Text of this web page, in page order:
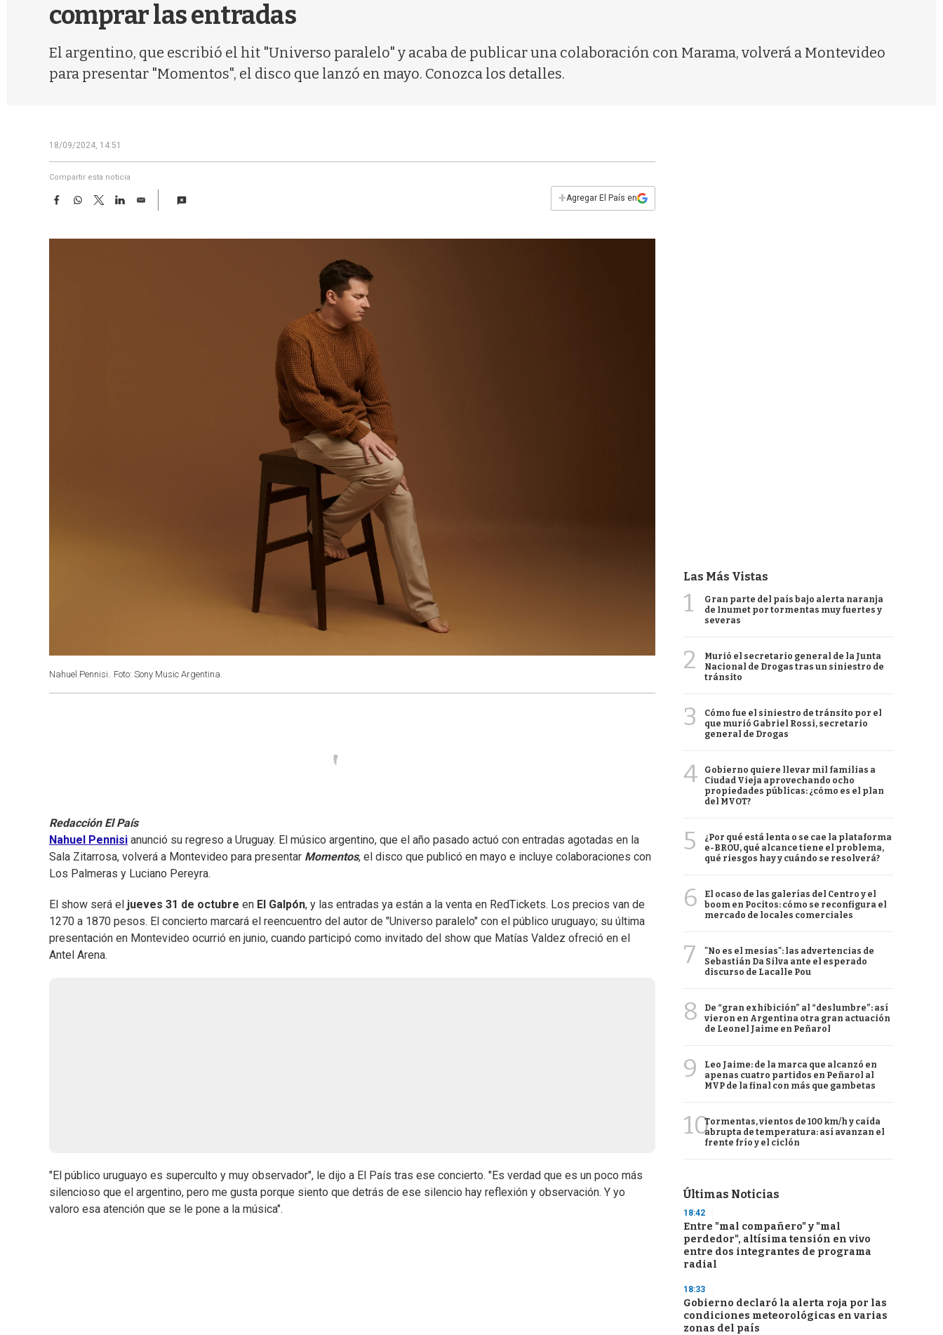
comprar las entradas
El argentino, que escribió el hit "Universo paralelo" y acaba de publicar una colaboración con Marama, volverá a Montevideo
para presentar "Momentos", el disco que lanzó en mayo. Conozca los detalles.
18/09/2024, 14:51
Compartir esta noticia
F
e
W
t
T
w
t
L
k
E
i
+Agregar El País en
Nahuel Pennisi. Foto: Sony Music Argentina.
Redacción El País
Nahuel Pennisi anunció su regreso a Uruguay. El músico argentino, que el año pasado actuó con entradas agotadas en la
Sala Zitarrosa, volverá a Montevideo para presentar Momentos, el disco que publicó en mayo e incluye colaboraciones con
Los Palmeras y Luciano Pereyra.
El show será el jueves 31 de octubre en El Galpón, y las entradas ya están a la venta en RedTickets. Los precios van de
1270 a 1870 pesos. El concierto marcará el reencuentro del autor de "Universo paralelo" con el público uruguayo; su última
presentación en Montevideo ocurrió en junio, cuando participó como invitado del show que Matías Valdez ofreció en el
Antel Arena.
"El público uruguayo es superculto y muy observador", le dijo a El País tras ese concierto. "Es verdad que es un poco más
silencioso que el argentino, pero me gusta porque siento que detrás de ese silencio hay reflexión y observación. Y yo
valoro esa atención que se le pone a la música".
Las Más Vistas
1
Gran parte del país bajo alerta naranja
de Inumet por tormentas muy fuertes y
severas
2
Murió el secretario general de la Junta
Nacional de Drogas tras un siniestro de
tránsito
3
Cómo fue el siniestro de tránsito por el
que murió Gabriel Rossi, secretario
general de Drogas
4
Gobierno quiere llevar mil familias a
Ciudad Vieja aprovechando ocho
propiedades públicas: ¿cómo es el plan
del MVOT?
5
¿Por qué está lenta o se cae la plataforma
e-BROU, qué alcance tiene el problema,
qué riesgos hay y cuándo se resolverá?
6
El ocaso de las galerías del Centro y el
boom en Pocitos: cómo se reconfigura el
mercado de locales comerciales
7
"No es el mesías": las advertencias de
Sebastián Da Silva ante el esperado
discurso de Lacalle Pou
8
De “gran exhibición” al “deslumbre”: así
vieron en Argentina otra gran actuación
de Leonel Jaime en Peñarol
9
Leo Jaime: de la marca que alcanzó en
apenas cuatro partidos en Peñarol al
MVP de la final con más que gambetas
10Tormentas, vientos de 100 km/h y caída
abrupta de temperatura: así avanzan el
frente frío y el ciclón
Últimas Noticias
18:42
Entre "mal compañero" y "mal
perdedor", altísima tensión en vivo
entre dos integrantes de programa
radial
18:33
Gobierno declaró la alerta roja por las
condiciones meteorológicas en varias
zonas del país